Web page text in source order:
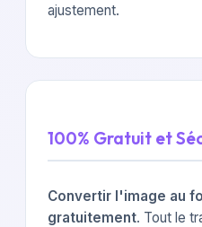
ajustement.
100% Gratuit et
Convertir l'image au
gratuitement. Tout le